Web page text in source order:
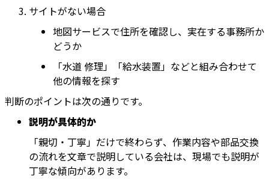
サイトがない場合
地図サービスで住所を確認し、実在する事務所か
どうか
「水道 修理」「給水装置」などと組み合わせて
他の情報を探す
判断のポイントは次の通りです。
説明が具体的か
「親切・丁寧」だけで終わらず、作業内容や部品交換
の流れを文章で説明している会社は、現場でも説明が
丁寧な傾向があります。